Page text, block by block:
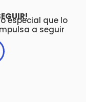
especial que lo
a seguir